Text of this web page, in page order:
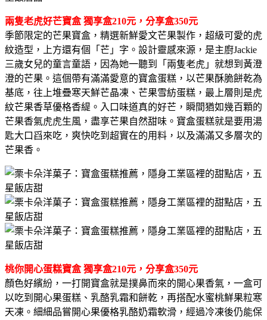
兩隻老虎好芒寶盒 獨享盒210元，分享盒350元
季節限定的芒果寶盒，精選新鮮愛文芒果製作，超級可愛的虎
紋造型，上方還有個「芒」字。設計靈感來源，是主廚Jackie
三歲女兒的童言童語，因為她一聽到「兩隻老虎」就想到黃澄
澄的芒果。這個帶有滿滿愛意的寶盒蛋糕，以芒果酥脆餅乾為
基底，往上堆疊寒天鮮芒晶凍、芒果雪紡蛋糕，最上層則是虎
紋芒果香草優格香緹。入口味道真的好芒，瞬間猶如幾百顆的
芒果香氣虎虎生風，盡享芒果自然甜味。寶盒蛋糕就是要用湯
匙大口舀來吃，爽快吃到超實在的用料，以及滿滿又多層次的
芒果香。
桃你開心蛋糕寶盒 獨享盒210元，分享盒350元
顏色好繽紛，一打開寶盒就是撲鼻而來的開心果香氣，一盒可
以吃到開心果蛋糕、乳酪乳霜和餅乾，再搭配水蜜桃鮮果粒寒
天凍。細細品嘗開心果優格乳酪奶霜軟滑，經過冷凍後仍能保